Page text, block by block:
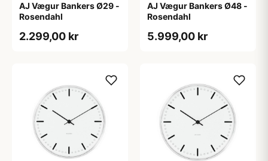
AJ Vægur Bankers Ø29 -
Rosendahl
2.299,00 kr
AJ Vægur Bankers Ø48 -
Rosendahl
5.999,00 kr